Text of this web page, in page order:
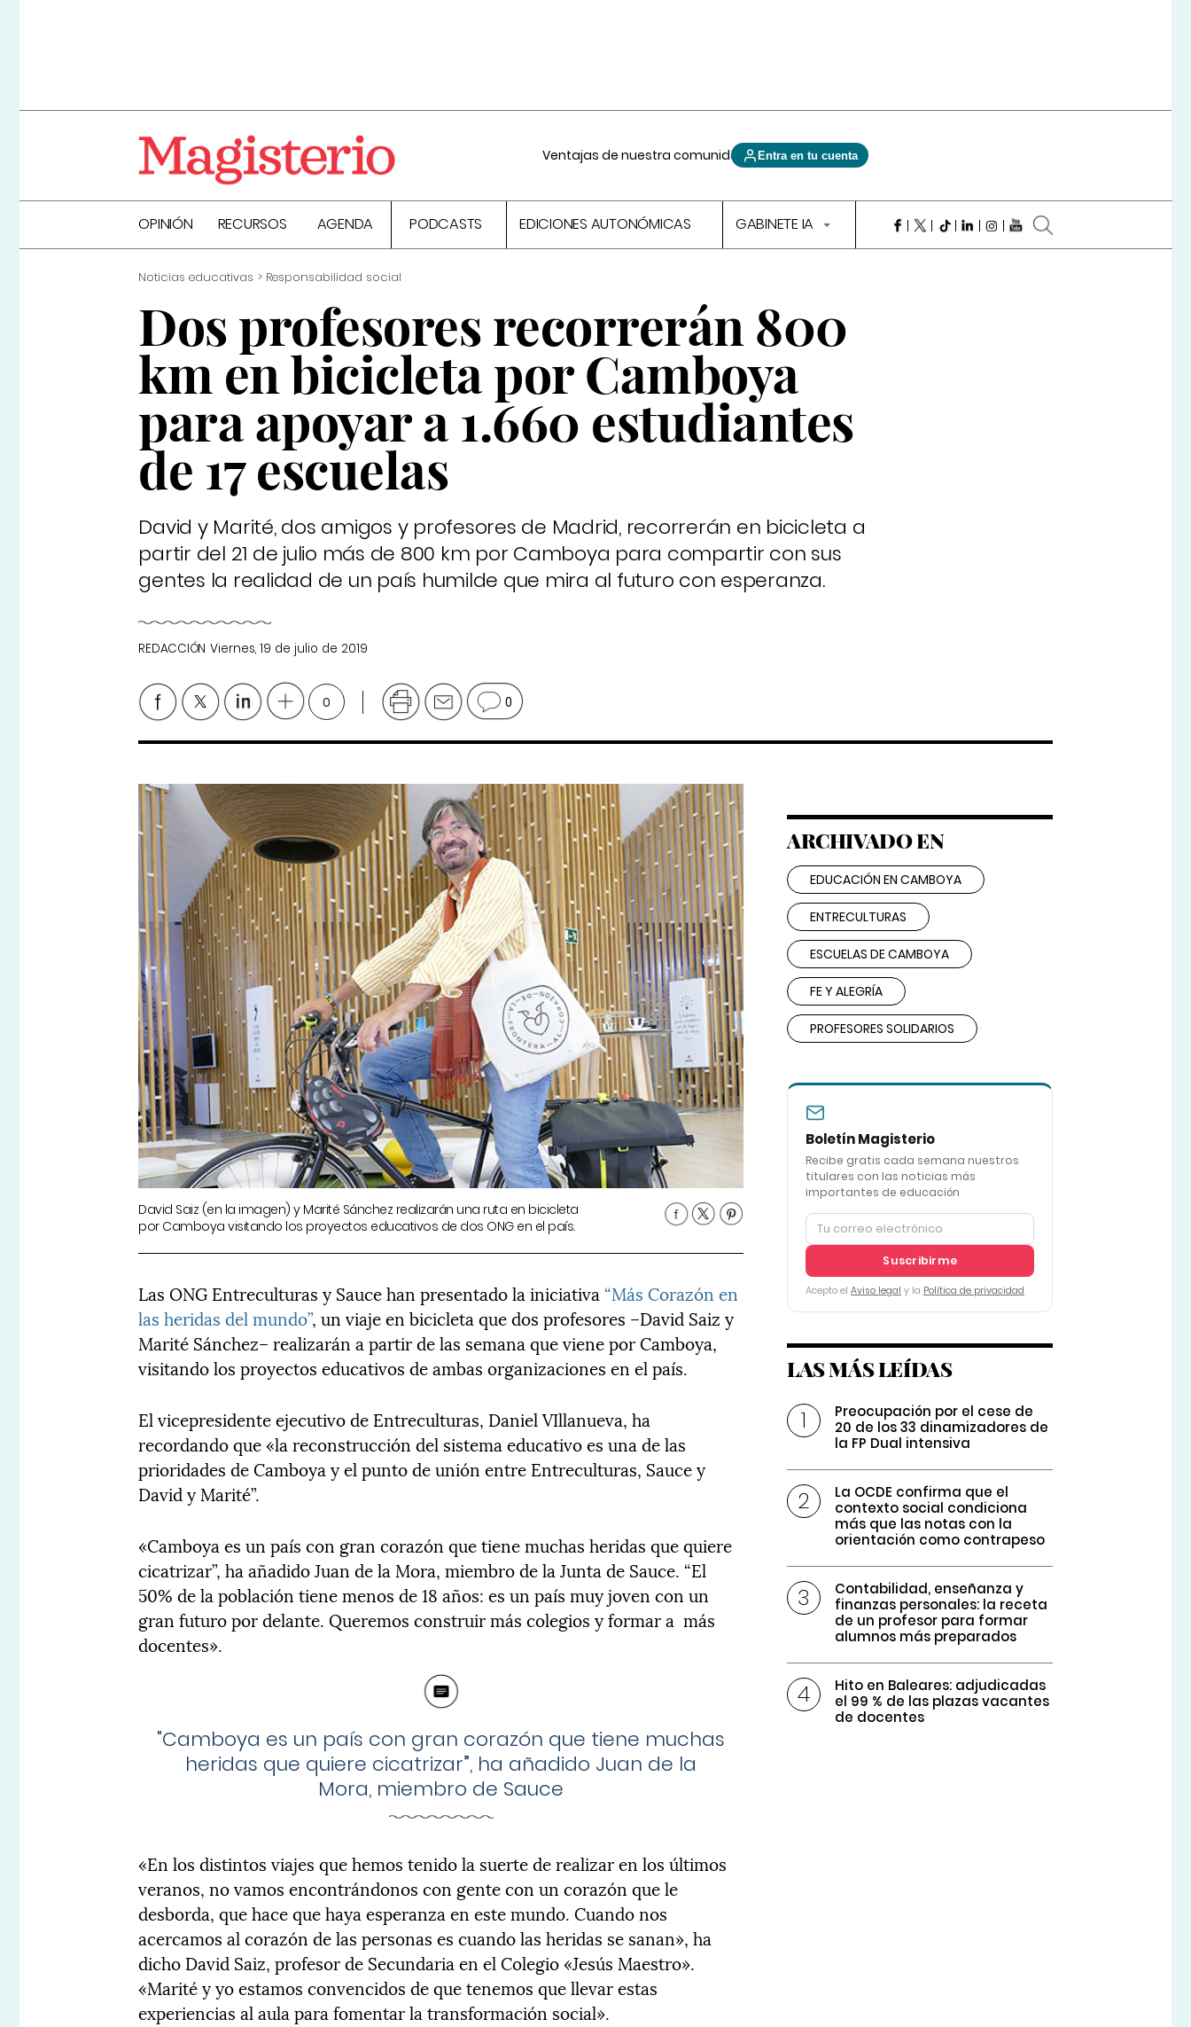
Ventajas de nuestra comunidad Entra en tu cuenta
OPINIÓN RECURSOS AGENDA PODCASTS EDICIONES AUTONÓMICAS GABINETE IA
Noticias educativas Responsabilidad social
Dos profesores recorrerán 800
km en bicicleta por Camboya
para apoyar a 1.660 estudiantes
de 17 escuelas
David y Marité, dos amigos y profesores de Madrid, recorrerán en bicicleta a
partir del 21 de julio más de 800 km por Camboya para compartir con sus
gentes la realidad de un país humilde que mira al futuro con esperanza.
REDACCIÓN Viernes, 19 de julio de 2019
0 0
David Saiz (en la imagen) y Marité Sánchez realizarán una ruta en bicicleta
por Camboya visitando los proyectos educativos de dos ONG en el país.
Las ONG Entreculturas y Sauce han presentado la iniciativa “Más Corazón en
las heridas del mundo”, un viaje en bicicleta que dos profesores –David Saiz y
Marité Sánchez– realizarán a partir de las semana que viene por Camboya,
visitando los proyectos educativos de ambas organizaciones en el país.
El vicepresidente ejecutivo de Entreculturas, Daniel VIllanueva, ha
recordando que «la reconstrucción del sistema educativo es una de las
prioridades de Camboya y el punto de unión entre Entreculturas, Sauce y
David y Marité”.
«Camboya es un país con gran corazón que tiene muchas heridas que quiere
cicatrizar”, ha añadido Juan de la Mora, miembro de la Junta de Sauce. “El
50% de la población tiene menos de 18 años: es un país muy joven con un
gran futuro por delante. Queremos construir más colegios y formar a más
docentes».
"Camboya es un país con gran corazón que tiene muchas
heridas que quiere cicatrizar”, ha añadido Juan de la
Mora, miembro de Sauce
«En los distintos viajes que hemos tenido la suerte de realizar en los últimos
veranos, no vamos encontrándonos con gente con un corazón que le
desborda, que hace que haya esperanza en este mundo. Cuando nos
acercamos al corazón de las personas es cuando las heridas se sanan», ha
dicho David Saiz, profesor de Secundaria en el Colegio «Jesús Maestro».
«Marité y yo estamos convencidos de que tenemos que llevar estas
experiencias al aula para fomentar la transformación social».
ARCHIVADO EN
EDUCACIÓN EN CAMBOYA
ENTRECULTURAS
ESCUELAS DE CAMBOYA
FE Y ALEGRÍA
PROFESORES SOLIDARIOS
Boletín Magisterio
Recibe gratis cada semana nuestros
titulares con las noticias más
importantes de educación
Suscribirme
Acepto el Aviso legal y la Política de privacidad
LAS MÁS LEÍDAS
Preocupación por el cese de
20 de los 33 dinamizadores de
la FP Dual intensiva
La OCDE confirma que el
contexto social condiciona
más que las notas con la
orientación como contrapeso
Contabilidad, enseñanza y
finanzas personales: la receta
de un profesor para formar
alumnos más preparados
Hito en Baleares: adjudicadas
el 99 % de las plazas vacantes
de docentes